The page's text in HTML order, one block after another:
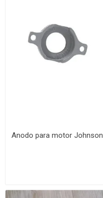
Anodo para motor Johnson